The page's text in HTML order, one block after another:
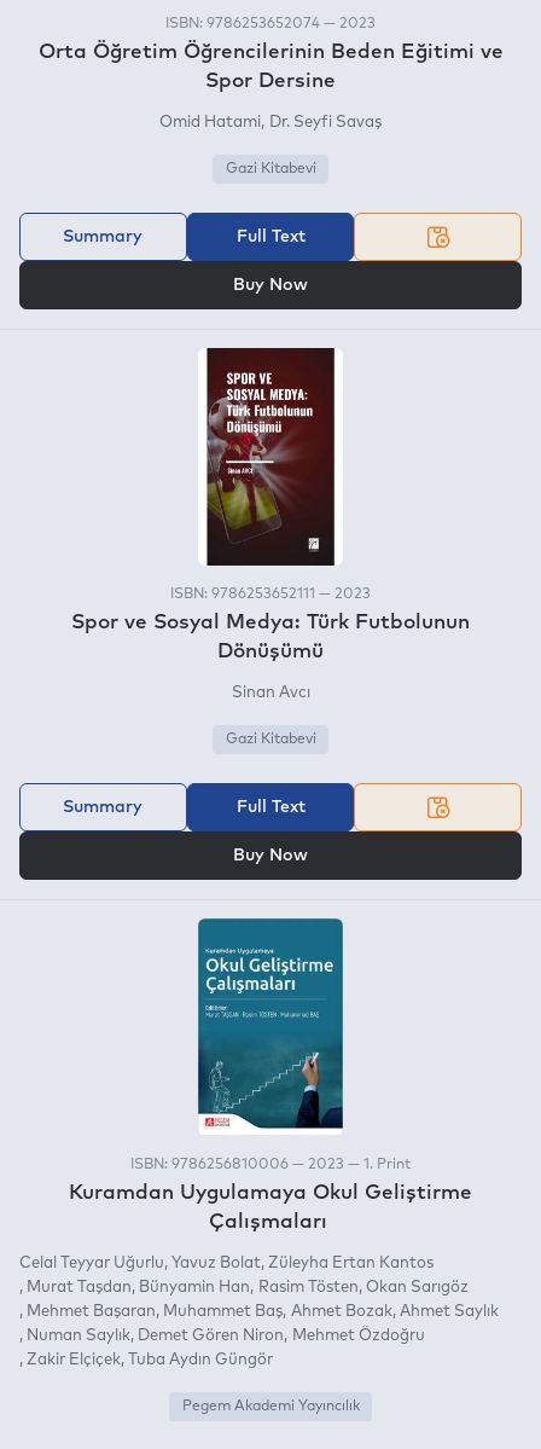
ISBN: 9786253652074 — 2023
Orta Öğretim Öğrencilerinin Beden Eğitimi ve
Spor Dersine
Omid Hatami Dr. Seyfi Savaş
Gazi Kitabevi
Summary Full Text
Buy Now
ISBN: 9786253652111 — 2023
Spor ve Sosyal Medya: Türk Futbolunun
Dönüşümü
Sinan Avcı
Gazi Kitabevi
Summary Full Text
Buy Now
ISBN: 9786256810006 — 2023 — 1. Print
Kuramdan Uygulamaya Okul Geliştirme
Çalışmaları
Celal Teyyar Uğurlu Yavuz Bolat Züleyha Ertan Kantos
Murat Taşdan
Bünyamin Han Rasim Tösten
Okan Sarıgöz
Mehmet Başaran
Muhammet Baş Ahmet Bozak Ahmet Saylık
Numan Saylık
Demet Gören Niron
Mehmet Özdoğru
Zakir Elçiçek
Tuba Aydın Güngör
Pegem Akademi Yayıncılık